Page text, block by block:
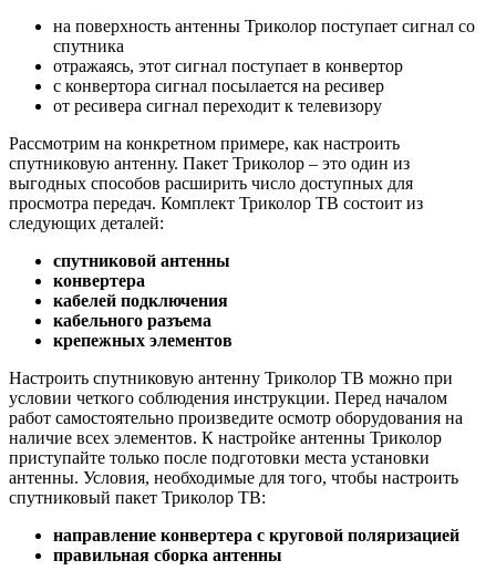
на поверхность антенны Триколор поступает сигнал со
спутника
отражаясь, этот сигнал поступает в конвертор
с конвертора сигнал посылается на ресивер
от ресивера сигнал переходит к телевизору
Рассмотрим на конкретном примере, как настроить
спутниковую антенну. Пакет Триколор – это один из
выгодных способов расширить число доступных для
просмотра передач. Комплект Триколор ТВ состоит из
следующих деталей:
спутниковой антенны
конвертера
кабелей подключения
кабельного разъема
крепежных элементов
Настроить спутниковую антенну Триколор ТВ можно при
условии четкого соблюдения инструкции. Перед началом
работ самостоятельно произведите осмотр оборудования на
наличие всех элементов. К настройке антенны Триколор
приступайте только после подготовки места установки
антенны. Условия, необходимые для того, чтобы настроить
спутниковый пакет Триколор ТВ:
направление конвертера с круговой поляризацией
правильная сборка антенны